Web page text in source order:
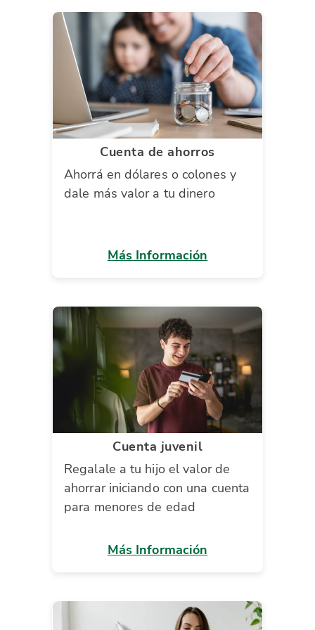
Cuenta de ahorros
Ahorrá en dólares o colones y
dale más valor a tu dinero
Más Información
Cuenta juvenil
Regalale a tu hijo el valor de
ahorrar iniciando con una cuenta
para menores de edad
Más Información